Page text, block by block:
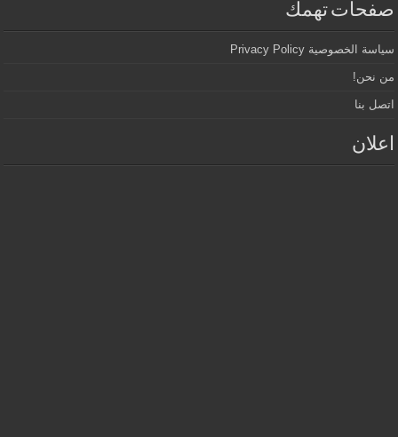
صفحات تهمك
سياسة الخصوصية Privacy Policy
من نحن!
اتصل بنا
اعلان